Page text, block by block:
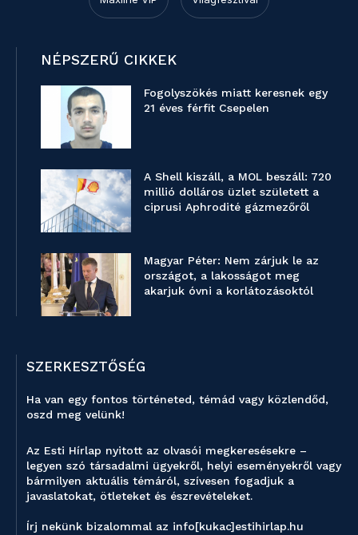
NÉPSZERŰ CIKKEK
Fogolyszökés miatt keresnek egy
21 éves férfit Csepelen
A Shell kiszáll, a MOL beszáll: 720
millió dolláros üzlet született a
ciprusi Aphrodité gázmezőről
Magyar Péter: Nem zárjuk le az
országot, a lakosságot meg
akarjuk óvni a korlátozásoktól
SZERKESZTŐSÉG
Ha van egy fontos történeted, témád vagy közlendőd,
oszd meg velünk!
Az Esti Hírlap nyitott az olvasói megkeresésekre –
legyen szó társadalmi ügyekről, helyi eseményekről vagy
bármilyen aktuális témáról, szívesen fogadjuk a
javaslatokat, ötleteket és észrevételeket.
Írj nekünk bizalommal az info[kukac]estihirlap.hu